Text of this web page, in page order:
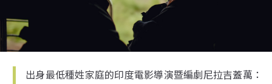
出身最低種姓家庭的印度電影導演暨編劇尼拉吉蓋萬：